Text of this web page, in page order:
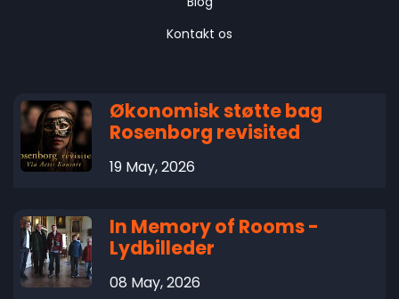
Kontakt os
Økonomisk støtte bag
Rosenborg revisited
19 May, 2026
In Memory of Rooms -
Lydbilleder
08 May, 2026